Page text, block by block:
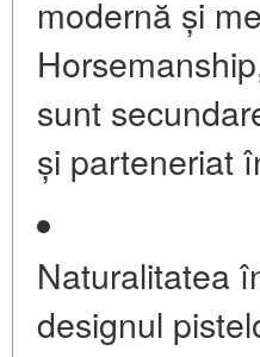
modernă și
sunt
și parteneriat
Naturalitatea
designul